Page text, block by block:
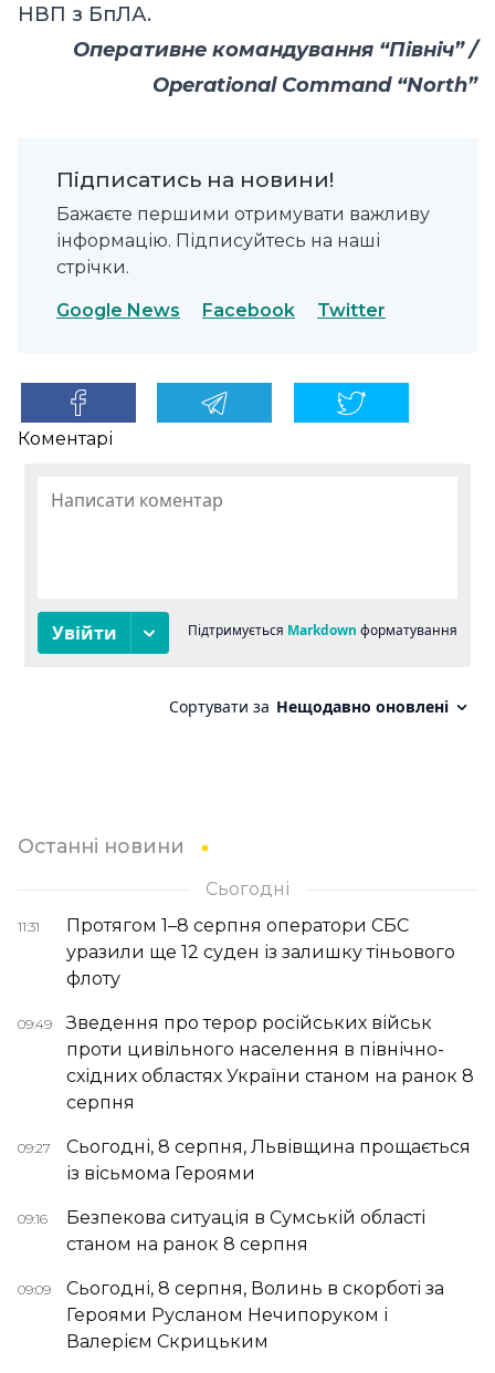
НВП з БпЛА.
Оперативне командування “Північ” /
Operational Command “North”
Підписатись на новини!
Бажаєте першими отримувати важливу
інформацію. Підписуйтесь на наші
стрічки.
Google News Facebook Twitter
Коментарі
Останні новини
Сьогодні
11:31
Протягом 1–8 серпня оператори СБС
уразили ще 12 суден із залишку тіньового
флоту
09:49
Зведення про терор російських військ
проти цивільного населення в північно-
східних областях України станом на ранок 8
серпня
09:27
Сьогодні, 8 серпня, Львівщина прощається
із вісьмома Героями
09:16
Безпекова ситуація в Сумській області
станом на ранок 8 серпня
09:09
Сьогодні, 8 серпня, Волинь в скорботі за
Героями Русланом Нечипоруком і
Валерієм Скрицьким